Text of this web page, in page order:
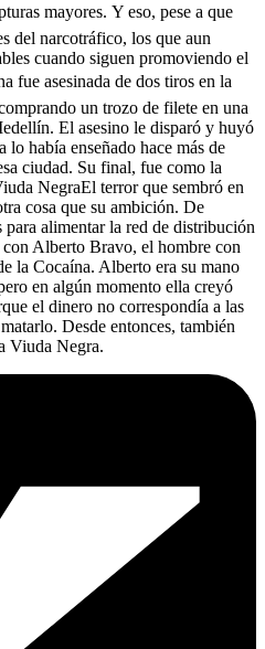
mayores. Y eso, pese a que
del narcotráfico, los que aun
cuando siguen promoviendo el
fue asesinada de dos tiros en la
un trozo de filete en una
El asesino le disparó y huyó
había enseñado hace más de
ciudad. Su final, fue como la
NegraEl terror que sembró en
cosa que su ambición. De
alimentar la red de distribución
Alberto Bravo, el hombre con
la Cocaína. Alberto era su mano
en algún momento ella creyó
el dinero no correspondía a las
Desde entonces, también
Viuda Negra.